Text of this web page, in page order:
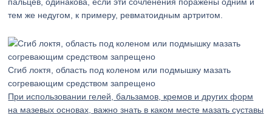
тем же недугом, к примеру, ревматоидным артритом.
Сгиб локтя, область под коленом или подмышку мазать
согревающим средством запрещено
При использовании гелей, бальзамов, кремов и других форм
на мазевых основах, важно знать в каком месте мазать суставы